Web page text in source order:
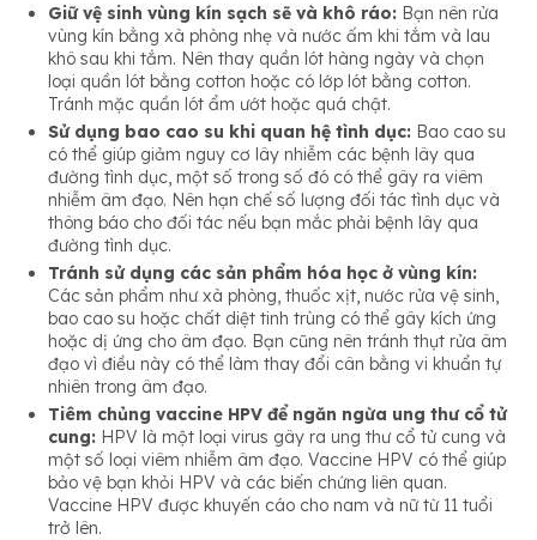
Giữ vệ sinh vùng kín sạch sẽ và khô ráo: Bạn nên rửa
vùng kín bằng xà phòng nhẹ và nước ấm khi tắm và lau
khô sau khi tắm. Nên thay quần lót hàng ngày và chọn
loại quần lót bằng cotton hoặc có lớp lót bằng cotton.
Tránh mặc quần lót ẩm ướt hoặc quá chật.
Sử dụng bao cao su khi quan hệ tình dục: Bao cao su
có thể giúp giảm nguy cơ lây nhiễm các bệnh lây qua
đường tình dục, một số trong số đó có thể gây ra viêm
nhiễm âm đạo. Nên hạn chế số lượng đối tác tình dục và
thông báo cho đối tác nếu bạn mắc phải bệnh lây qua
đường tình dục.
Tránh sử dụng các sản phẩm hóa học ở vùng kín:
Các sản phẩm như xà phòng, thuốc xịt, nước rửa vệ sinh,
bao cao su hoặc chất diệt tinh trùng có thể gây kích ứng
hoặc dị ứng cho âm đạo. Bạn cũng nên tránh thụt rửa âm
đạo vì điều này có thể làm thay đổi cân bằng vi khuẩn tự
nhiên trong âm đạo.
Tiêm chủng vaccine HPV để ngăn ngừa ung thư cổ tử
cung: HPV là một loại virus gây ra ung thư cổ tử cung và
một số loại viêm nhiễm âm đạo. Vaccine HPV có thể giúp
bảo vệ bạn khỏi HPV và các biến chứng liên quan.
Vaccine HPV được khuyến cáo cho nam và nữ từ 11 tuổi
trở lên.